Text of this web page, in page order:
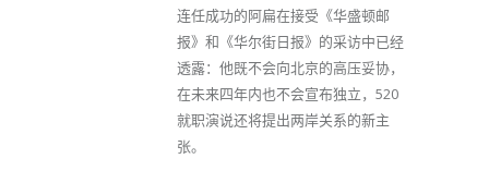
连任成功的阿扁在接受《华盛顿邮
报》和《华尔街日报》的采访中已经
透露：他既不会向北京的高压妥协，
在未来四年内也不会宣布独立，520
就职演说还将提出两岸关系的新主
张。